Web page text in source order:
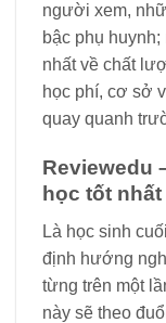
người xem,
bậc phụ
nhất về chất
học phí, cơ sở
quay quanh
Reviewedu
học tốt
Là học sinh
định hướng
từng trên một
này sẽ theo